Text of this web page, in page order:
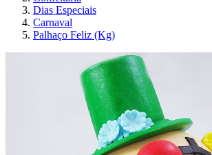
Dias Especiais
Carnaval
Palhaço Feliz (Kg)